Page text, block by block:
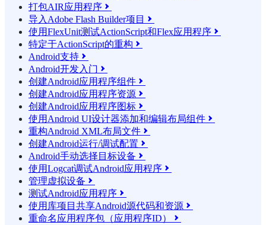
打包AIR应用程序 
导入Adobe Flash Builder项目 
使用FlexUnit测试ActionScript和Flex应用程序 
特定于ActionScript的重构 
Android支持 
Android开发入门 
创建Android应用程序组件 
创建Android应用程序资源 
创建Android应用程序图标 
使用Android UI设计器添加和编辑布局组件 
重构Android XML布局文件 
创建Android运行/调试配置 
Android手动选择目标设备 
使用Logcat调试Android应用程序 
管理虚拟设备 
测试Android应用程序 
使用库项目共享Android源代码和资源 
重命名应用程序包（应用程序ID） 